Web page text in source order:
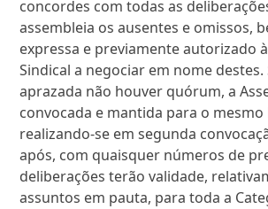
concordes com todas as
assembleia os ausentes e omissos,
expressa e previamente autorizado
Sindical a negociar em nome destes.
aprazada não houver quórum, a
convocada e mantida para o mesmo
realizando-se em segunda
após, com quaisquer números de
deliberações terão validade,
assuntos em pauta, para toda a